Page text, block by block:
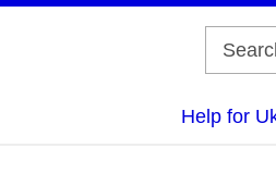
Help for